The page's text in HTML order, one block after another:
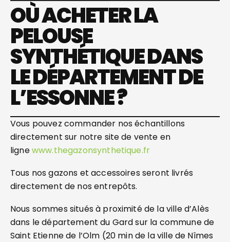
OÙ ACHETER LA
PELOUSE
SYNTHÉTIQUE DANS
LE DÉPARTEMENT DE
L’ESSONNE ?
Vous pouvez commander nos échantillons
directement sur notre site de vente en
lignewww.thegazonsynthetique.fr
Tous nos gazons et accessoires seront livrés
directement de nos entrepôts.
Nous sommes situés à proximité de la ville d’Alès
dans le département du Gard sur la commune de
Saint Etienne de l’Olm (20 min de la ville de Nîmes